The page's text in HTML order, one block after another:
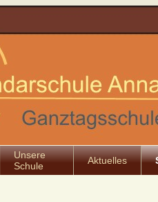
Unsere
Schule
Aktuelles